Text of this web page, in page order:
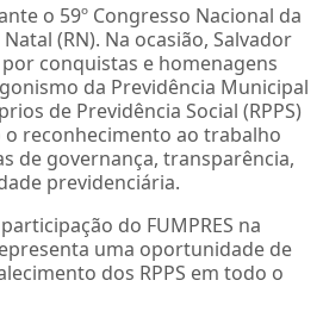
o 59º Congresso Nacional da
(RN). Na ocasião, Salvador
conquistas e homenagens
da Previdência Municipal
de Previdência Social (RPPS)
reconhecimento ao trabalho
de governança, transparência,
previdenciária.
do FUMPRES na
uma oportunidade de
dos RPPS em todo o